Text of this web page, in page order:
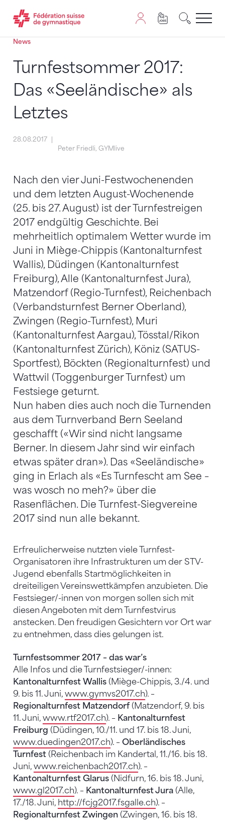
Passer au contenu
Naviguer vers le plan du siten
JavaScript est nécessaire pour naviguer sur ce site.
News
Turnfestsommer 2017:
Das «Seeländische» als
Letztes
28.08.2017
Peter Friedli, GYMlive
Nach den vier Juni-Festwochenenden
und dem letzten August-Wochenende
(25. bis 27. August) ist der Turnfestreigen
2017 endgültig Geschichte. Bei
mehrheitlich optimalem Wetter wurde im
Juni in Miège-Chippis (Kantonalturnfest
Wallis), Düdingen (Kantonalturnfest
Freiburg), Alle (Kantonalturnfest Jura),
Matzendorf (Regio-Turnfest), Reichenbach
(Verbandsturnfest Berner Oberland),
Zwingen (Regio-Turnfest), Muri
(Kantonalturnfest Aargau), Tösstal/Rikon
(Kantonalturnfest Zürich), Köniz (SATUS-
Sportfest), Böckten (Regionalturnfest) und
Wattwil (Toggenburger Turnfest) um
Festsiege geturnt.
Nun haben dies auch noch die Turnenden
aus dem Turnverband Bern Seeland
geschafft («Wir sind nicht langsame
Berner. In diesem Jahr sind wir einfach
etwas später dran»). Das «Seeländische»
ging in Erlach als «Es Turnfescht am See –
was wosch no meh?» über die
Rasenflächen. Die Turnfest-Siegvereine
2017 sind nun alle bekannt.
Erfreulicherweise nutzten viele Turnfest-
Organisatoren ihre Infrastrukturen um der STV-
Jugend ebenfalls Startmöglichkeiten in
dreiteiligen Vereinswettkämpfen anzubieten. Die
Festsieger/-innen von morgen sollen sich mit
diesen Angeboten mit dem Turnfestvirus
anstecken. Den freudigen Gesichtern vor Ort war
zu entnehmen, dass dies gelungen ist.
Turnfestsommer 2017 – das war’s
Alle Infos und die Turnfestsieger/-innen:
Kantonalturnfest Wallis (Miège-Chippis, 3./4. und
9. bis 11. Juni, www.gymvs2017.ch). –
Regionalturnfest Matzendorf(Matzendorf, 9. bis
11. Juni, www.rtf2017.ch). – Kantonalturnfest
Freiburg (Düdingen, 10./11. und 17. bis 18. Juni,
www.duedingen2017.ch). – Oberländisches
Turnfest (Reichenbach im Kandertal, 11./16. bis 18.
Juni, www.reichenbach2017.ch). –
Kantonalturnfest Glarus (Nidfurn, 16. bis 18. Juni,
www.gl2017.ch). – Kantonalturnfest Jura (Alle,
17./18. Juni, http://fcjg2017.fsgalle.ch). –
Regionalturnfest Zwingen (Zwingen, 16. bis 18.